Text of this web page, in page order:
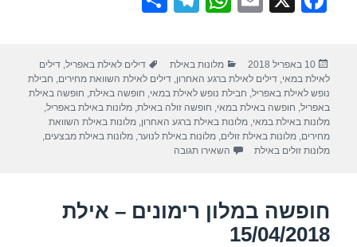
e
b
o
o
s
A
p
p
gr
a
m
e
פורסם
בתאריך
10 באפריל 2018 קטגוריות
מלונות באילת תגיות
דילים לאילת באפריל,דילים
לאילת במאי,דילים לאילת ברגע האחרון,דילים לאילת השוואת מחירים, חבילת
נופש לאילת באפריל, חבילת נופש לאילת במאי, חופשה באילת, חופשה באילת
באפריל, חופשה באילת במאי, חופשה זולה באילת,מלונות באילת באפריל,
מלונות באילת במאי,מלונות באילת ברגע האחרון,מלונות באילת השוואת
מחירים,מלונות באילת זולים,מלונות באילת לנוער,מלונות באילת מבצעים,
מלונות זולים באילת
השאירו תגובה
חופשה במלון רימונים – אילת
15/04/2018